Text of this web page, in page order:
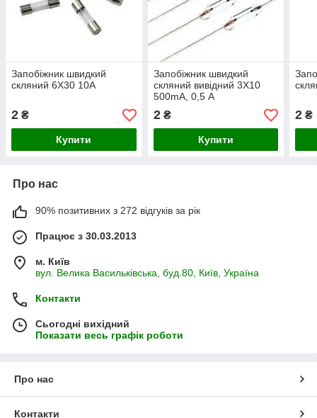
Запобіжник швидкий
скляний 6X30 10A
2 ₴
Купити
Запобіжник швидкий
скляний вивідний 3X10
500mA, 0,5 А
2₴
Купити
2 ₴
Про нас
90% позитивних з 272 відгуків за рік
Працює з 30.03.2013
м. Київ
вул. Велика Васильківська, буд.80, Київ, Україна
Контакти
Сьогодні вихідний
Показати весь графік роботи
Про нас
Контакти